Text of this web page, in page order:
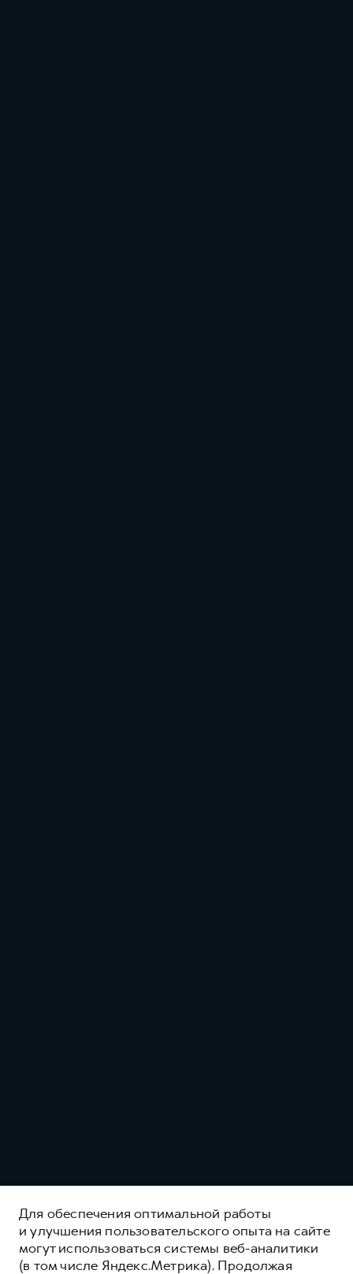
GWM POER
ЧУВСТВУЙ СИЛУ, ОЩУЩАЙ КОМФОРТ
Для обеспечения оптимальной работы
и улучшения пользовательского опыта на сайте
могут использоваться системы веб-аналитики
(в том числе Яндекс.Метрика). Продолжая